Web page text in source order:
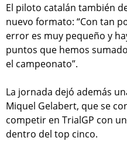
El piloto catalán también
nuevo formato: “Con tan
error es muy pequeño y
puntos que hemos
el campeonato”.
La jornada dejó además
Miquel Gelabert, que se
competir en TrialGP con
dentro del top cinco.